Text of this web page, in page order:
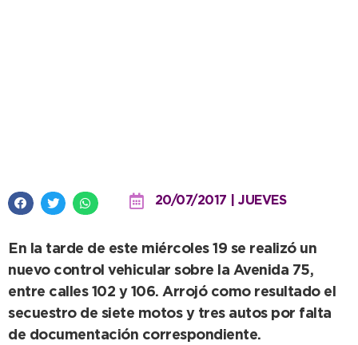
20/07/2017 | JUEVES
En la tarde de este miércoles 19 se realizó un
nuevo control vehicular sobre la Avenida 75,
entre calles 102 y 106. Arrojó como resultado el
secuestro de siete motos y tres autos por falta
de documentación correspondiente.